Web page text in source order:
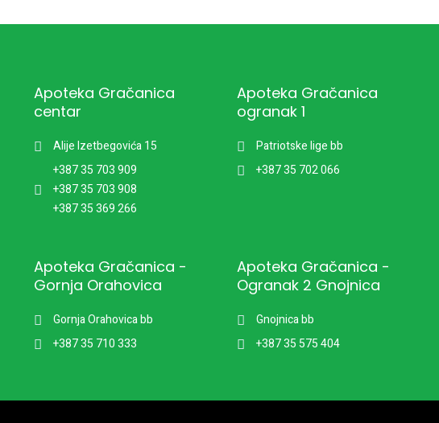
Apoteka Gračanica
centar
Alije Izetbegovića 15
+387 35 703 909
+387 35 703 908
+387 35 369 266
Apoteka Gračanica
ogranak 1
Patriotske lige bb
+387 35 702 066
Apoteka Gračanica -
Gornja Orahovica
Gornja Orahovica bb
+387 35 710 333
Apoteka Gračanica -
Ogranak 2 Gnojnica
Gnojnica bb
+387 35 575 404